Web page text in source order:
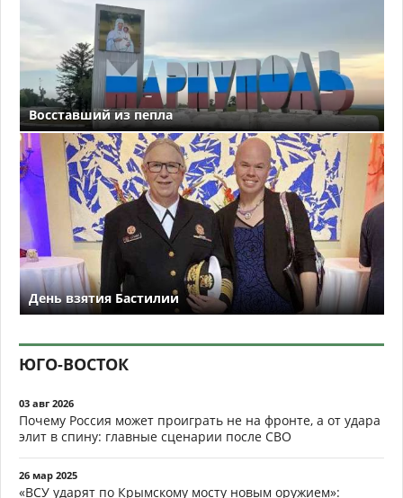
Восставший из пепла
День взятия Бастилии
ЮГО-ВОСТОК
03 авг 2026
Почему Россия может проиграть не на фронте, а от удара
элит в спину: главные сценарии после СВО
26 мар 2025
«ВСУ ударят по Крымскому мосту новым оружием»: